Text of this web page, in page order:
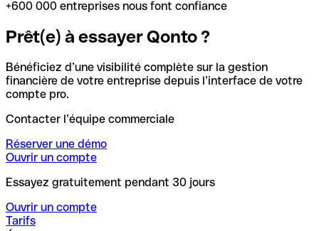
+600 000 entreprises nous font confiance
Prêt(e) à essayer Qonto ?
Bénéficiez d’une visibilité complète sur la gestion
financière de votre entreprise depuis l’interface de votre
compte pro.
Contacter l’équipe commerciale
Réserver une démo
Ouvrir un compte
Essayez gratuitement pendant 30 jours
Ouvrir un compte
Tarifs